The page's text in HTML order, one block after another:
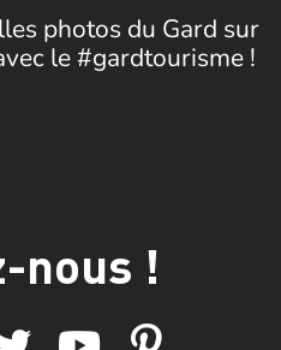
photos du Gard sur
le #gardtourisme !
nous !